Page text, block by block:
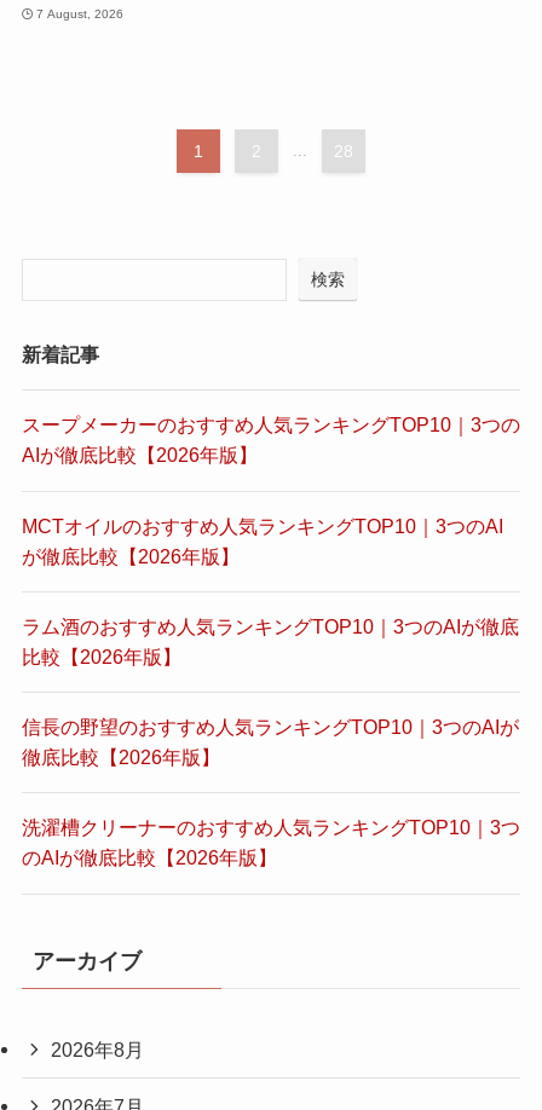
7 August, 2026
1 2 ... 28
検索
新着記事
スープメーカーのおすすめ人気ランキングTOP10｜3つの
AIが徹底比較【2026年版】
MCTオイルのおすすめ人気ランキングTOP10｜3つのAI
が徹底比較【2026年版】
ラム酒のおすすめ人気ランキングTOP10｜3つのAIが徹底
比較【2026年版】
信長の野望のおすすめ人気ランキングTOP10｜3つのAIが
徹底比較【2026年版】
洗濯槽クリーナーのおすすめ人気ランキングTOP10｜3つ
のAIが徹底比較【2026年版】
アーカイブ
2026年8月